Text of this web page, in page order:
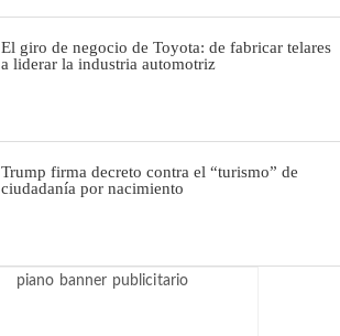
El giro de negocio de Toyota: de fabricar telares
a liderar la industria automotriz
Trump firma decreto contra el “turismo” de
ciudadanía por nacimiento